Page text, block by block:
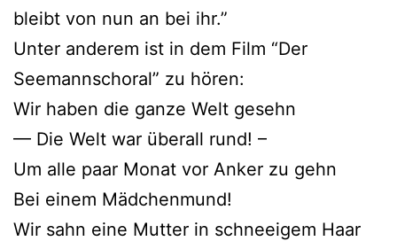
bleibt von nun an bei ihr.”
Unter anderem ist in dem Film “Der
Seemannschoral” zu hören:
Wir haben die ganze Welt gesehn
— Die Welt war überall rund! –
Um alle paar Monat vor Anker zu gehn
Bei einem Mädchenmund!
Wir sahn eine Mutter in schneeigem Haar